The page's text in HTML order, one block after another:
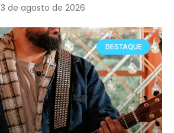
3 de agosto de 2026
DESTAQUE